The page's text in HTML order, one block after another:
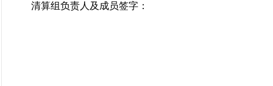
清算组负责人及成员签字：